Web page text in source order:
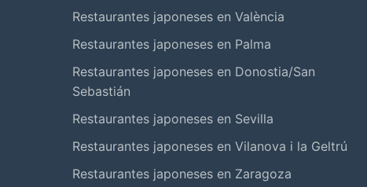
Restaurantes japoneses en València
Restaurantes japoneses en Palma
Restaurantes japoneses en Donostia/San
Sebastián
Restaurantes japoneses en Sevilla
Restaurantes japoneses en Vilanova i la Geltrú
Restaurantes japoneses en Zaragoza